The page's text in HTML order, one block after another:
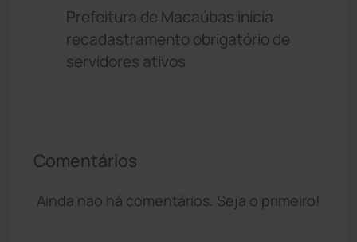
Prefeitura de Macaúbas inicia
recadastramento obrigatório de
servidores ativos
Comentários
Ainda não há comentários. Seja o primeiro!